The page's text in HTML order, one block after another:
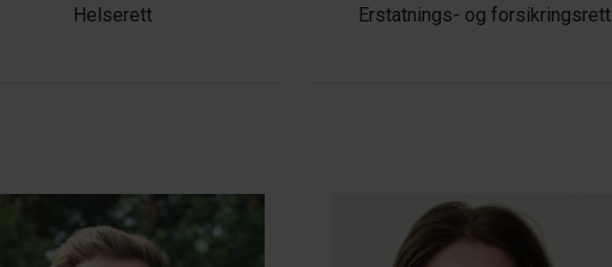
Helserett Erstatnings- og forsikringsrett